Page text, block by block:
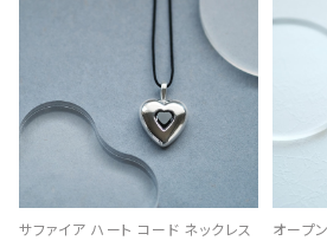
サファイア ハート コード ネックレス
オープ